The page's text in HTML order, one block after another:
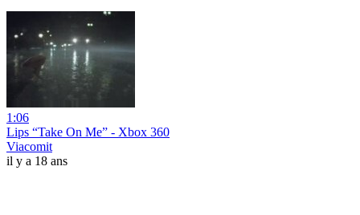
1:06
Lips “Take On Me” - Xbox 360
Viacomit
il y a 18 ans